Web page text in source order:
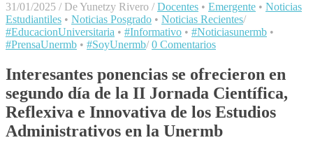
31/01/2025 / De Yunetzy Rivero / Docentes • Emergente • Noticias
Estudiantiles • Noticias Posgrado • Noticias Recientes/
#EducacionUniversitaria • #Informativo • #Noticiasunermb •
#PrensaUnermb • #SoyUnermb/ 0 Comentarios
Interesantes ponencias se ofrecieron en
segundo día de la II Jornada Científica,
Reflexiva e Innovativa de los Estudios
Administrativos en la Unermb